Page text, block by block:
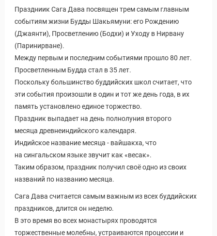
Праздниик Сага Дава посвящен трем самым главным
событиям жизни Будды Шакьямуни: его Рождению
(Джаянти), Просветлению (Бодхи) и Уходу в Нирвану
(Паринирване).
Между первым и последним событиями прошло 80 лет.
Просветленным Будда стал в 35 лет.
Поскольку большинство буддийских школ считает, что
эти события произошли в один и тот же день года, в их
память установлено единое торжество.
Праздник выпадает на день полнолуния второго
месяца древнеиндийского календаря.
Индийское название месяца - вайшакха, что
на сингальском языке звучит как «весак».
Таким образом, праздник получил своё одно из своих
названий по названию месяца.
Сага Дава считается самым важным из всех буддийских
праздников, длится он неделю.
В это время во всех монастырях проводятся
торжественные молебны, устраиваются процессии и